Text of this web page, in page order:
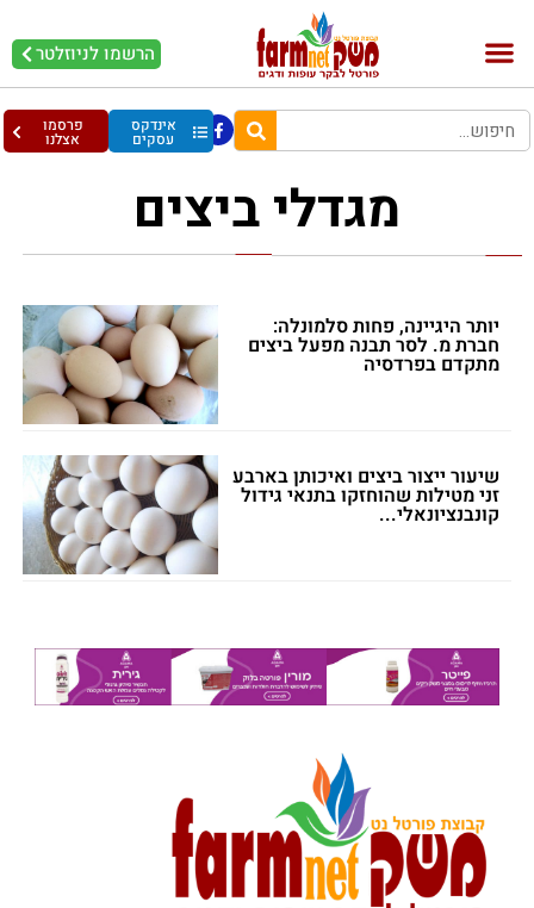
הרשמו לניוזלטר
אינדקס
עסקים
פרסמו
אצלנו
מגדלי ביצים
יותר היגיינה, פחות סלמונלה:
חברת מ. לסר תבנה מפעל ביצים
מתקדם בפרדסיה
שיעור ייצור ביצים ואיכותן בארבע
זני מטילות שהוחזקו בתנאי גידול
קונבנציונאלי...